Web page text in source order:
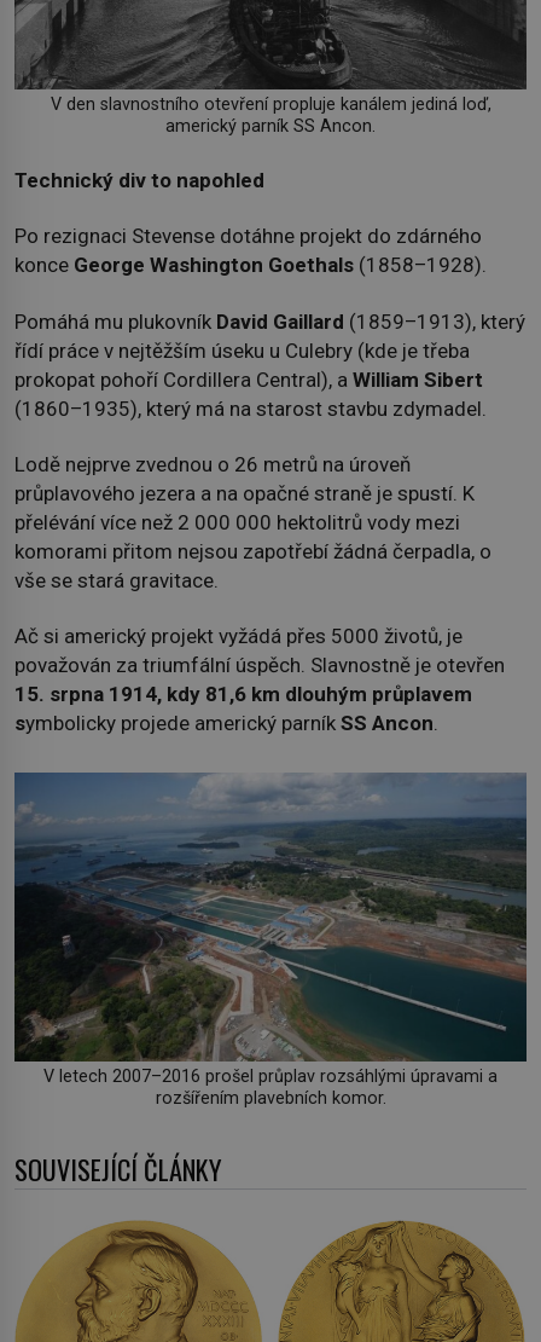
V den slavnostního otevření propluje kanálem jediná loď,
americký parník SS Ancon.
Technický div to napohled
Po rezignaci Stevense dotáhne projekt do zdárného
konce George Washington Goethals (1858–1928).
Pomáhá mu plukovník David Gaillard (1859–1913), který
řídí práce v nejtěžším úseku u Culebry (kde je třeba
prokopat pohoří Cordillera Central), a William Sibert
(1860–1935), který má na starost stavbu zdymadel.
Lodě nejprve zvednou o 26 metrů na úroveň
průplavového jezera a na opačné straně je spustí. K
přelévání více než 2 000 000 hektolitrů vody mezi
komorami přitom nejsou zapotřebí žádná čerpadla, o
vše se stará gravitace.
Ač si americký projekt vyžádá přes 5000 životů, je
považován za triumfální úspěch. Slavnostně je otevřen
15. srpna 1914, kdy 81,6 km dlouhým průplavem
symbolicky projede americký parník SS Ancon.
V letech 2007–2016 prošel průplav rozsáhlými úpravami a
rozšířením plavebních komor.
SOUVISEJÍCÍ ČLÁNKY